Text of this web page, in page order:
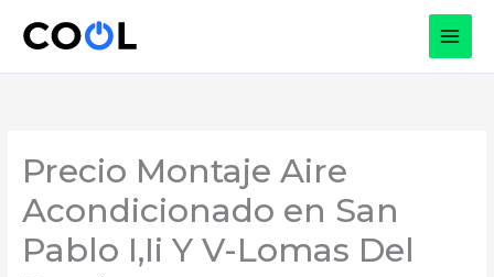
Precio Montaje Aire
Acondicionado en San
Pablo I,Ii Y V-Lomas Del